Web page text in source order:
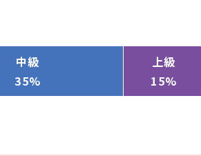
中級
35%
上級
15%